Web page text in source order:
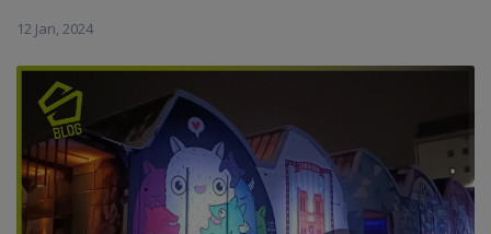
12 Jan, 2024